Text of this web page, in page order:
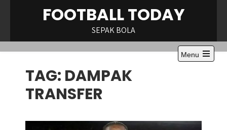
FOOTBALL TODAY
SEPAK BOLA
Menu
Open
TAG: DAMPAK
TRANSFER